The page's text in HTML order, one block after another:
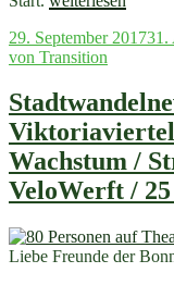
2017:
Aufstehen,
und
Demonstrieren“
Veröffentlicht
am
29. September 201731.
von Transition
Wachstum /
VeloWerft /
Liebe Freunde der